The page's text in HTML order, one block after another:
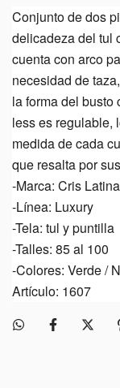
Conjunto de dos
delicadeza del tul
cuenta con arco
necesidad de
la forma del busto
less es regulable,
medida de cada
que resalta por
-Marca: Cris Latina
-Línea: Luxury
-Tela: tul y puntilla
-Talles: 85 al 100
-Colores: Verde /
Artículo: 1607